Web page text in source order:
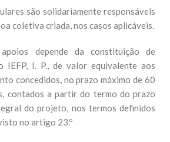
são solidariamente responsáveis
coletiva criada, nos casos aplicáveis.
depende da constituição de
I. P., de valor equivalente aos
concedidos, no prazo máximo de 60
contados a partir do termo do prazo
do projeto, nos termos definidos
no artigo 23.º